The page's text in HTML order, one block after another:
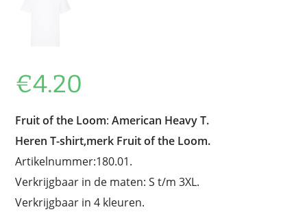
€4.20
Fruit of the Loom:American Heavy T.
Heren T-shirt,merk Fruit of the Loom.
Artikelnummer:180.01.
Verkrijgbaar in de maten: S t/m 3XL.
Verkrijgbaar in 4 kleuren.